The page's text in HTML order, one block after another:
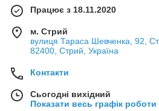
Працює з 18.11.2020
м. Стрий
вулиця Тараса Шевченка, 92,
82400, Стрий, Україна
Контакти
Сьогодні вихідний
Показати весь графік роботи